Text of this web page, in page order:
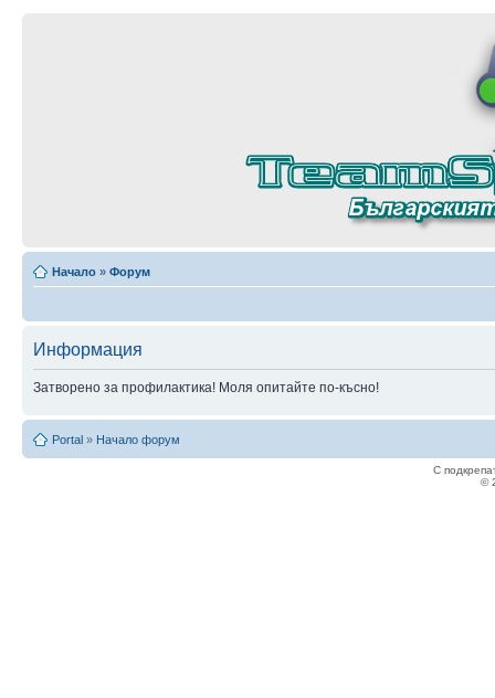
Начало » Форум
Информация
Затворено за профилактика! Моля опитайте по-късно!
Portal » Начало форум
С
©